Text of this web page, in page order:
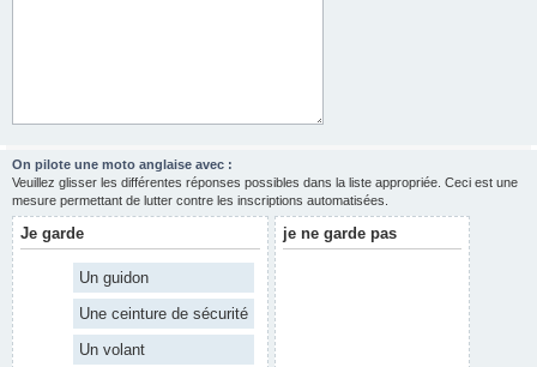
On pilote une moto anglaise avec :
Veuillez glisser les différentes réponses possibles dans la liste appropriée. Ceci est une
mesure permettant de lutter contre les inscriptions automatisées.
Je garde
Un guidon
Une ceinture de sécurité
Un volant
je ne garde pas